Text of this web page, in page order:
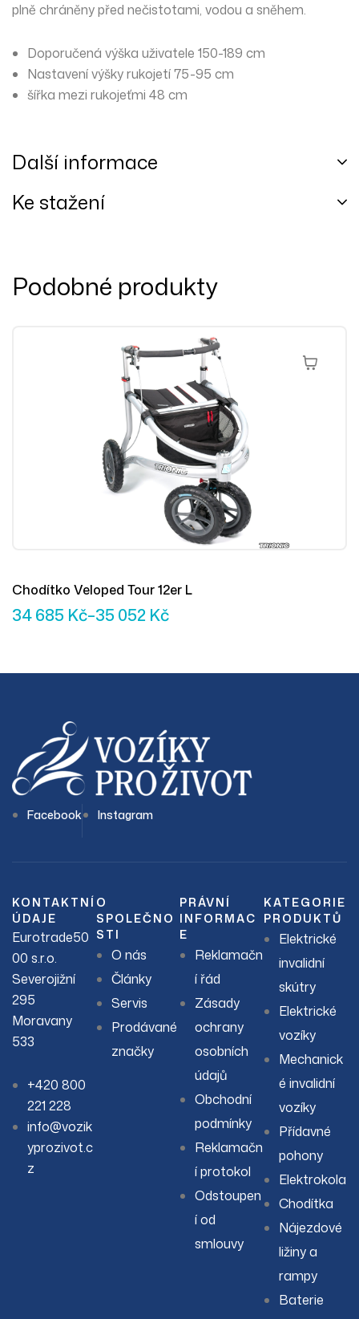
plně chráněny před nečistotami, vodou a sněhem.
Doporučená výška uživatele 150-189 cm
Nastavení výšky rukojetí 75-95 cm
šířka mezi rukojeťmi 48 cm
Další informace
Ke stažení
Podobné produkty
Výběr
Chodítko Veloped Tour 12er L
34 685 Kč–35 052 Kč
Facebook Instagram
KONTAKTNÍ
ÚDAJE
Eurotrade50
00 s.r.o.
Severojižní
295
Moravany
533
+420 800
221 228
info@vozik
yprozivot.c
z
O
SPOLEČNO
STI
O nás
Články
Servis
Prodávané
značky
PRÁVNÍ
INFORMAC
E
Reklamačn
í řád
Zásady
ochrany
osobních
údajů
Obchodní
podmínky
Reklamačn
í protokol
Odstoupen
í od
smlouvy
KATEGORIE
PRODUKTŮ
Elektrické
invalidní
skútry
Elektrické
vozíky
Mechanick
é invalidní
vozíky
Přídavné
pohony
Elektrokola
Chodítka
Nájezdové
ližiny a
rampy
Baterie